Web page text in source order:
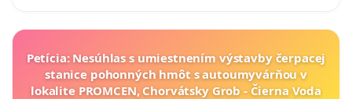
Petícia: Nesúhlas s umiestnením výstavby čerpacej
stanice pohonných hmôt s autoumyvárňou v
lokalite PROMCEN, Chorvátsky Grob - Čierna Voda